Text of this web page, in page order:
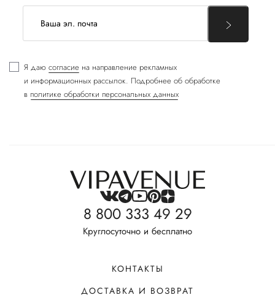
Я даю согласие на направление рекламных
и информационных рассылок. Подробнее об обработке
в политике обработки персональных данных
8 800 333 49 29
Круглосуточно и бесплатно
КОНТАКТЫ
ДОСТАВКА И ВОЗВРАТ